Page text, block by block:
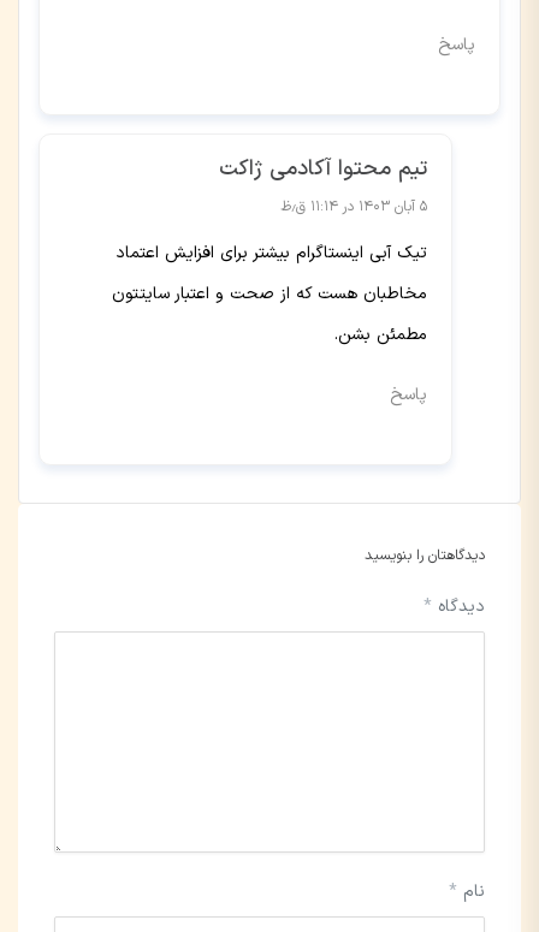
پاسخ
تیم محتوا آکادمی ژاکت
۵ آبان ۱۴۰۳ در ۱۱:۱۴ ق٫ظ
تیک آبی اینستاگرام بیشتر برای افزایش اعتماد
مخاطبان هست که از صحت و اعتبار سایتتون
مطمئن بشن.
پاسخ
دیدگاهتان را بنویسید
دیدگاه *
نام *